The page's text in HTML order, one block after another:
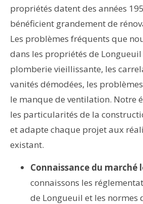
propriétés datent des années
bénéficient grandement de
Les problèmes fréquents que
dans les propriétés de
plomberie vieillissante, les
vanités démodées, les
le manque de ventilation. Notre
les particularités de la
et adapte chaque projet aux
existant.
Connaissance du marché
connaissons les
de Longueuil et les normes